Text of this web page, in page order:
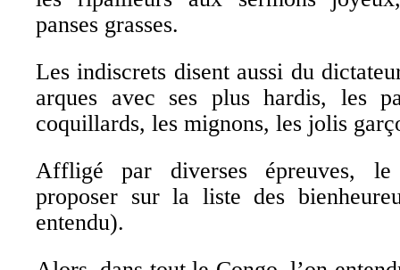
panses grasses.
Les indiscrets disent aussi du
arques avec ses plus hardis, les
coquillards, les mignons, les jolis
Affligé par diverses épreuves,
proposer sur la liste des
entendu).